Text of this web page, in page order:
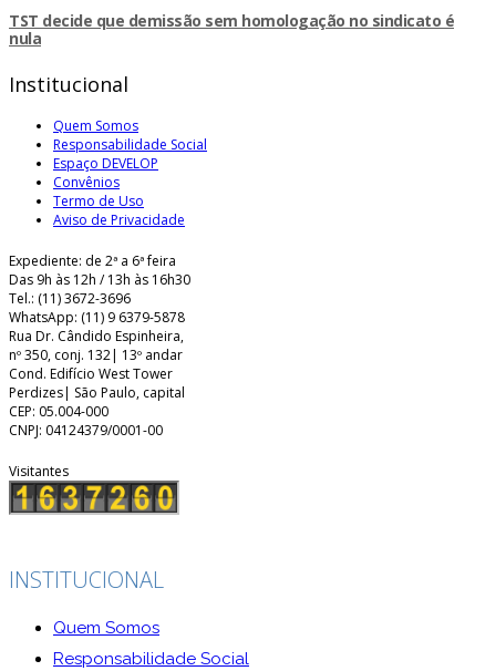
TST decide que demissão sem homologação no sindicato é
nula
Institucional
Quem Somos
Responsabilidade Social
Espaço DEVELOP
Convênios
Termo de Uso
Aviso de Privacidade
Expediente: de 2ª a 6ª feira
Das 9h às 12h / 13h às 16h30
Tel.: (11) 3672-3696
WhatsApp: (11) 9 6379-5878
Rua Dr. Cândido Espinheira,
nº 350, conj. 132| 13º andar
Cond. Edifício West Tower
Perdizes| São Paulo, capital
CEP: 05.004-000
CNPJ: 04124379/0001-00
Visitantes
INSTITUCIONAL
Quem Somos
Responsabilidade Social